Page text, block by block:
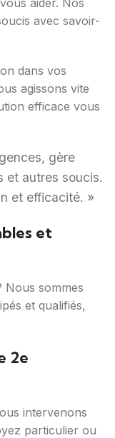
aider. Nos
avec savoir-
dans vos
agissons vite
efficace vous
gère
et autres soucis.
et efficacité. »
et
Nous sommes
et qualifiés,
2e
intervenons
particulier ou